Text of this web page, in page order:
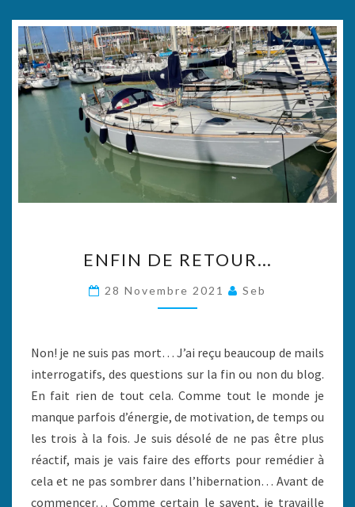
DE
RETOUR…
ENFIN DE RETOUR…
28 Novembre 2021 Seb
Non! je ne suis pas mort… J’ai reçu beaucoup de mails
interrogatifs, des questions sur la fin ou non du blog.
En fait rien de tout cela. Comme tout le monde je
manque parfois d’énergie, de motivation, de temps ou
les trois à la fois. Je suis désolé de ne pas être plus
réactif, mais je vais faire des efforts pour remédier à
cela et ne pas sombrer dans l’hibernation… Avant de
commencer… Comme certain le savent, je travaille